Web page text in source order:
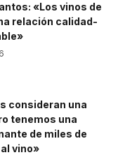
«Los vinos de
relación calidad-
consideran una
tenemos una
de miles de
vino»